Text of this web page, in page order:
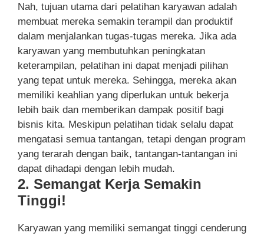
Nah, tujuan utama dari pelatihan karyawan adalah
membuat mereka semakin terampil dan produktif
dalam menjalankan tugas-tugas mereka. Jika ada
karyawan yang membutuhkan peningkatan
keterampilan, pelatihan ini dapat menjadi pilihan
yang tepat untuk mereka. Sehingga, mereka akan
memiliki keahlian yang diperlukan untuk bekerja
lebih baik dan memberikan dampak positif bagi
bisnis kita. Meskipun pelatihan tidak selalu dapat
mengatasi semua tantangan, tetapi dengan program
yang terarah dengan baik, tantangan-tantangan ini
dapat dihadapi dengan lebih mudah.
2. Semangat Kerja Semakin
Tinggi!
Karyawan yang memiliki semangat tinggi cenderung